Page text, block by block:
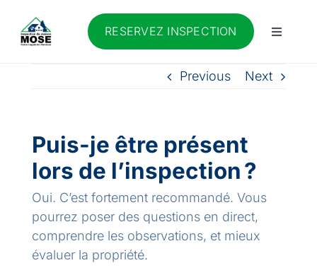
content
Toggle
Services
Services
RESERVEZ INSPECTION
Previous Next
Puis-je être présent
lors de l’inspection ?
Oui. C’est fortement recommandé. Vous
pourrez poser des questions en direct,
comprendre les observations, et mieux
évaluer la propriété.